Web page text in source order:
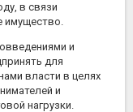
в связи
имущество.
и
для
власти в целях
и
нагрузки.